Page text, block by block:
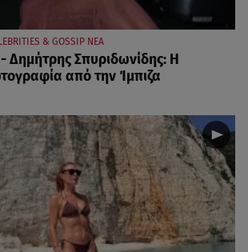
& GOSSIP ΝΕΑ
Δημήτρης Σπυριδωνίδης: Η
από την Ίμπιζα